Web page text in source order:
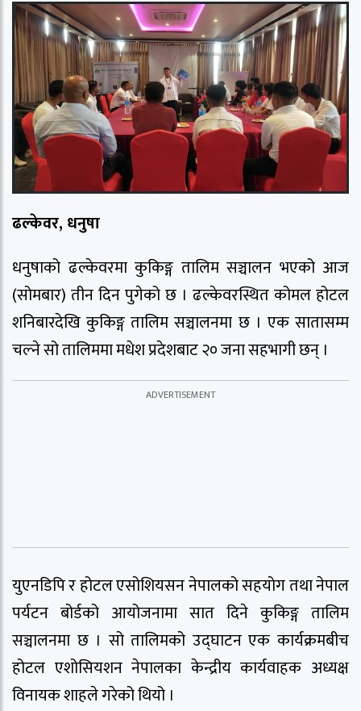
ढल्केवर, धनुषा
धनुषाको ढल्केवरमा कुकिङ्ग तालिम सञ्चालन भएको आज
(सोमबार) तीन दिन पुगेको छ । ढल्केवरस्थित कोमल होटल
शनिबारदेखि कुकिङ्ग तालिम सञ्चालनमा छ । एक सातासम्म
चल्ने सो तालिममा मधेश प्रदेशबाट २० जना सहभागी छन् ।
युएनडिपि र होटल एसोशियसन नेपालको सहयोग तथा नेपाल
पर्यटन बोर्डको आयोजनामा सात दिने कुकिङ्ग तालिम
सञ्चालनमा छ । सो तालिमको उद्घाटन एक कार्यक्रमबीच
होटल एशोसियशन नेपालका केन्द्रीय कार्यवाहक अध्यक्ष
विनायक शाहले गरेको थियो ।